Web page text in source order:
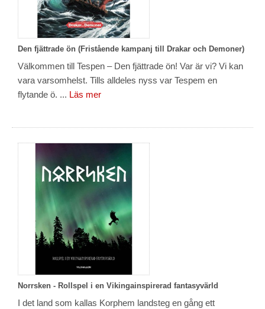
Den fjättrade ön (Fristående kampanj till Drakar och Demoner)
Välkommen till Tespen – Den fjättrade ön! Var är vi? Vi kan
vara varsomhelst. Tills alldeles nyss var Tespem en
flytande ö. ... Läs mer
Norrsken - Rollspel i en Vikingainspirerad fantasyvärld
I det land som kallas Korphem landsteg en gång ett